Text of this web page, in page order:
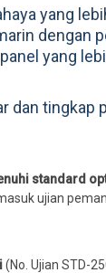
yang
dengan
yang
dan tingkap
standard
ujian
(No. Ujian STD-